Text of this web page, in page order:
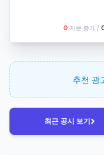
O 지분 증가 /
추천 광
최근 공시 보기›